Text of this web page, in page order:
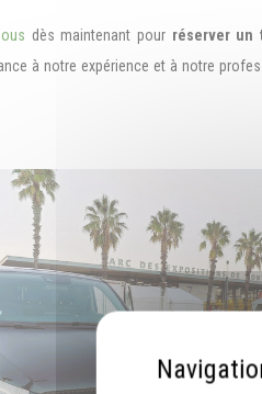
dès maintenant pour réserver un
à notre expérience et à notre